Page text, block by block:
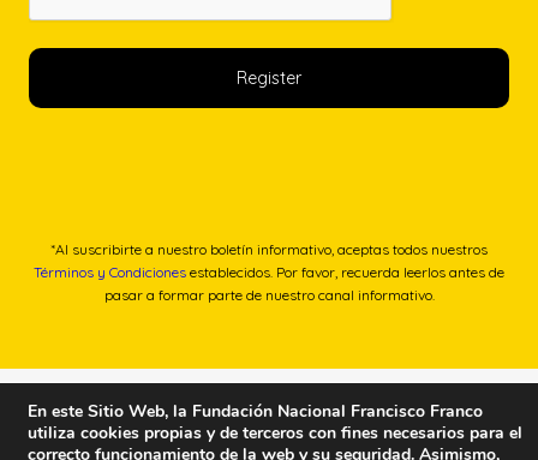
*Al suscribirte a nuestro boletín informativo, aceptas todos nuestros
Términos y Condiciones establecidos. Por favor, recuerda leerlos antes de
pasar a formar parte de nuestro canal informativo.
En este Sitio Web, la Fundación Nacional Francisco Franco
utiliza cookies propias y de terceros con fines necesarios para el
correcto funcionamiento de la web y su seguridad. Asimismo,